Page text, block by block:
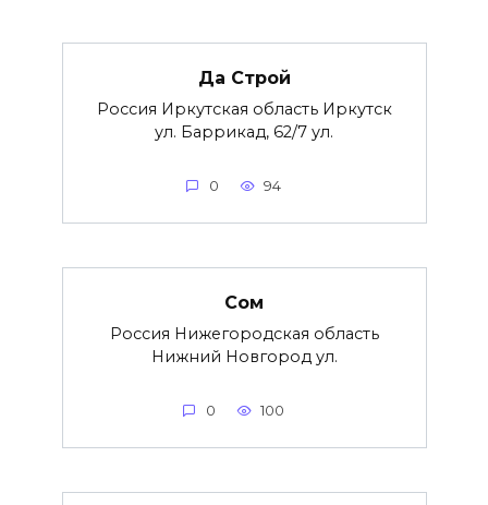
Да Строй
Россия Иркутская область Иркутск
ул. Баррикад, 62/7 ул.
0 94
Сом
Россия Нижегородская область
Нижний Новгород ул.
0 100